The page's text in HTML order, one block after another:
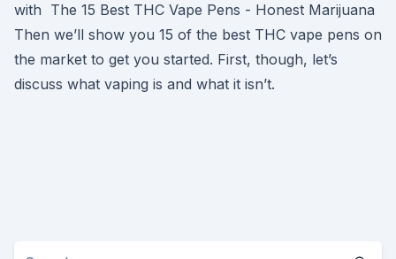
with The 15 Best THC Vape Pens - Honest Marijuana
Then we’ll show you 15 of the best THC vape pens on
the market to get you started. First, though, let’s
discuss what vaping is and what it isn’t.